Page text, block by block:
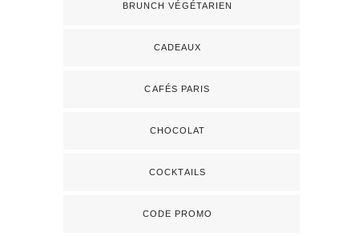
BRUNCH VÉGÉTARIEN
CADEAUX
CAFÉS PARIS
CHOCOLAT
COCKTAILS
CODE PROMO